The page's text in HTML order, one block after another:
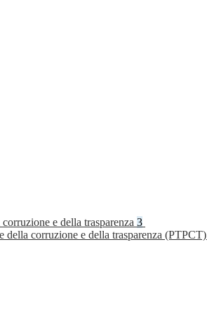
e della trasparenza 3
della corruzione e della trasparenza (PTPCT)